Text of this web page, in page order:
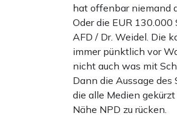
hat offenbar niemand
Oder die EUR 130.000
AFD / Dr. Weidel. Die
immer pünktlich vor
nicht auch was mit
Dann die Aussage des
die alle Medien
Nähe NPD zu rücken.